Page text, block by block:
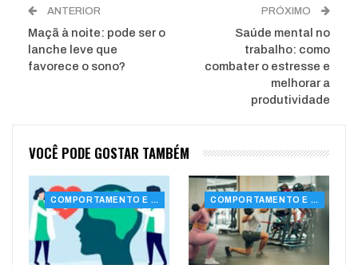
ANTERIOR
Maçã à noite: pode ser o
lanche leve que
favorece o sono?
PRÓXIMO
Saúde mental no
trabalho: como
combater o estresse e
melhorar a
produtividade
VOCÊ PODE GOSTAR TAMBÉM
COMPORTAMENTO E SAÚDE COMPORTAMENTO E SAÚDE